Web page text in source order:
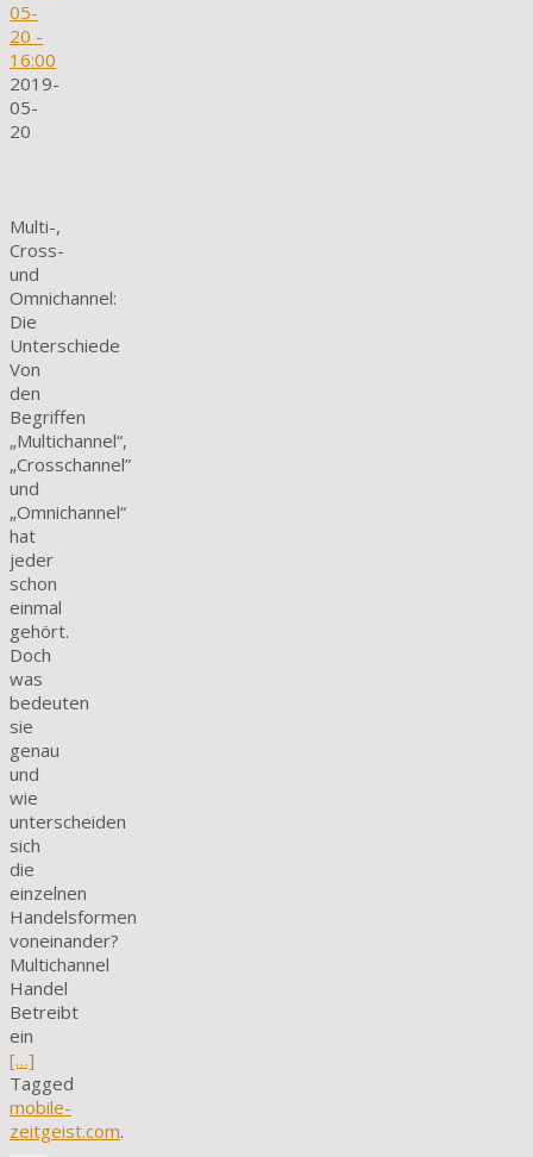
05-
20 -
16:00
2019-
05-
20
Multi-,
Cross-
und
Omnichannel:
Die
Unterschiede
Von
den
Begriffen
„Multichannel“,
„Crosschannel”
und
„Omnichannel“
hat
jeder
schon
einmal
gehört.
Doch
was
bedeuten
sie
genau
und
wie
unterscheiden
sich
die
einzelnen
Handelsformen
voneinander?
Multichannel
Handel
Betreibt
ein
[…]
Tagged
mobile-
zeitgeist.com.